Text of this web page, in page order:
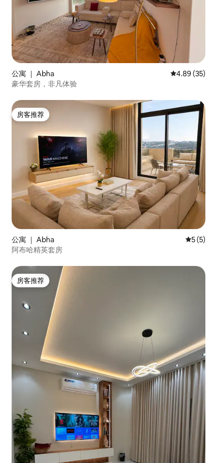
公寓 ｜ Abha 平均评分
4.89 (35)
豪华套房，非凡体验
房客推荐
房客推荐
公寓 ｜ Abha 平均评分
5 (5)
阿布哈精英套房
房客推荐
房客推荐